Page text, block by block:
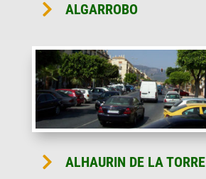
 ALGARROBO
 ALHAURIN DE LA TORRE